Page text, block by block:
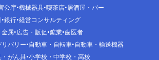
公庁 機械器具 喫茶店 居酒屋・バー
銀行 経営コンサルティング
金属 広告・販促 鉱業 歯医者
バリー 自動車・自転車 自動車・輸送機器
がん具 小学校・中学校・高校